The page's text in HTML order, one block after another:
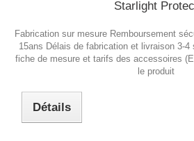
Starlight
Fabrication sur mesure Remboursement
15ans Délais de fabrication et livraison 3-4
fiche de mesure et tarifs des accessoires
le produit
Détails